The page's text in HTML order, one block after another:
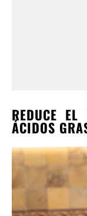
REDUCE EL
ÁCIDOS